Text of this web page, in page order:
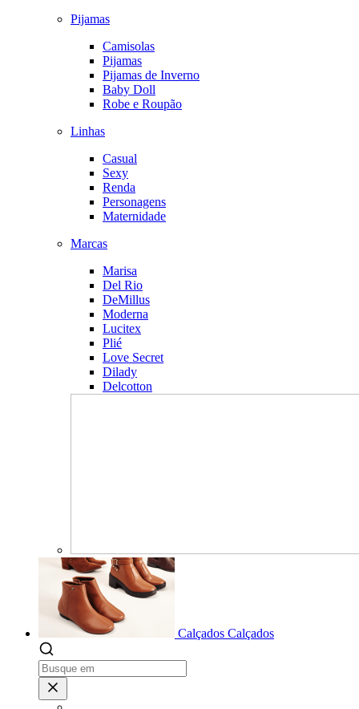
Pijamas
Camisolas
Pijamas
Pijamas de Inverno
Baby Doll
Robe e Roupão
Linhas
Casual
Sexy
Renda
Personagens
Maternidade
Marcas
Marisa
Del Rio
DeMillus
Moderna
Lucitex
Plié
Love Secret
Dilady
Delcotton
Calçados Calçados